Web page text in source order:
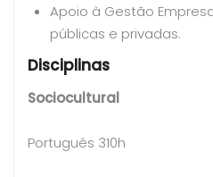
Apoio à Gestão
públicas e privadas.
Disciplinas
Sociocultural
Português 310h